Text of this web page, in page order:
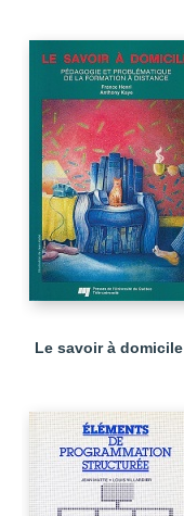
Le savoir à domicile